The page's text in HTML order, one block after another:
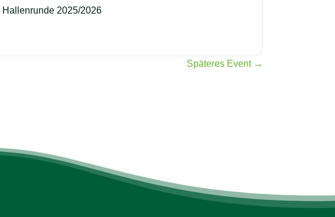
Hallenrunde 2025/2026
Späteres Event →